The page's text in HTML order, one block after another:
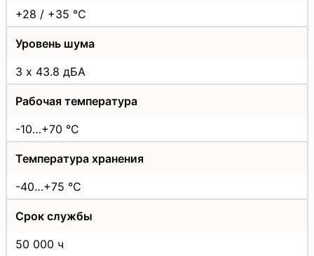
+28 / +35 °С
Уровень шума
3 х 43.8 дБА
Рабочая температура
-10…+70 °C
Температура хранения
-40…+75 °C
Срок службы
50 000 ч